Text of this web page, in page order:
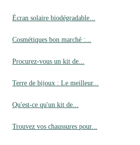
Écran solaire biodégradable...
Cosmétiques bon marché :...
Procurez-vous un kit de...
Terre de bijoux : Le meilleur...
Qu'est-ce qu'un kit de...
Trouvez vos chaussures pour...